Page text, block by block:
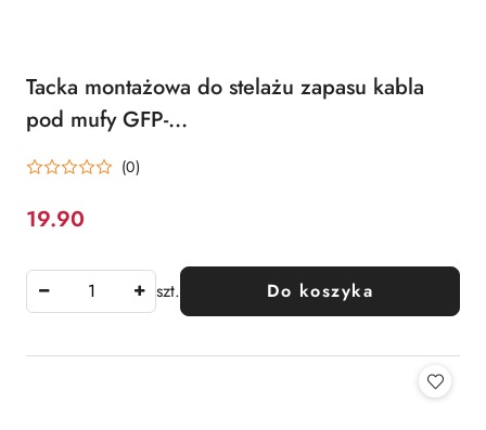
Tacka montażowa do stelażu zapasu kabla
pod mufy GFP-
16N/16G/16D/16C/24C/24N
(0)
Cena:
19.90
szt. Do koszyka